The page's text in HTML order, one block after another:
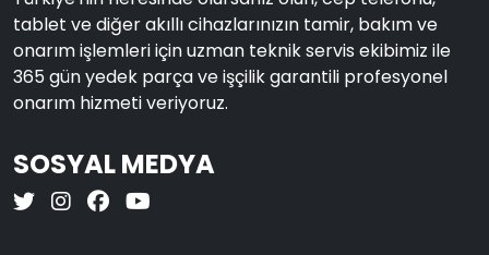
tablet ve diğer akıllı cihazlarınızın tamir, bakım ve
onarım işlemleri için uzman teknik servis ekibimiz ile
365 gün yedek parça ve işçilik garantili profesyonel
onarım hizmeti veriyoruz.
SOSYAL MEDYA